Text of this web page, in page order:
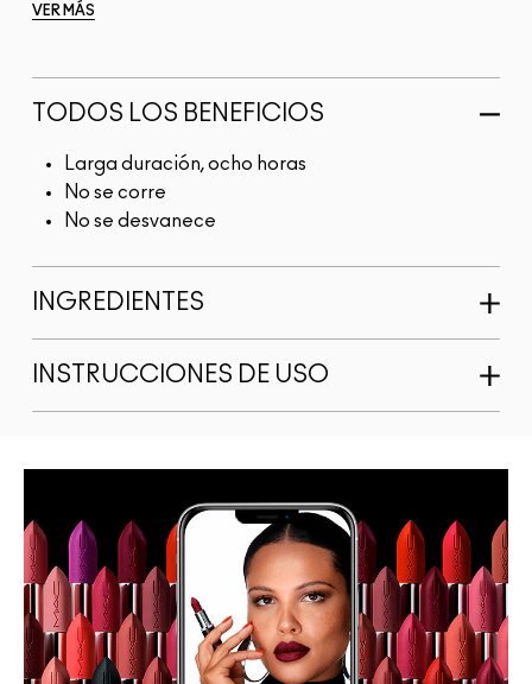
VER MÁS
TODOS LOS BENEFICIOS
Larga duración, ocho horas
No se corre
No se desvanece
INGREDIENTES
INSTRUCCIONES DE USO